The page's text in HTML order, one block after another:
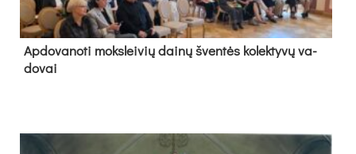
Ap­do­va­no­ti moks­lei­vių dai­nų šven­tės ko­lek­ty­vų va­
do­vai